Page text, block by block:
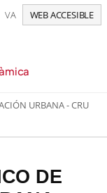
VA WEB ACCESIBLE
URBANA - CRU
DE